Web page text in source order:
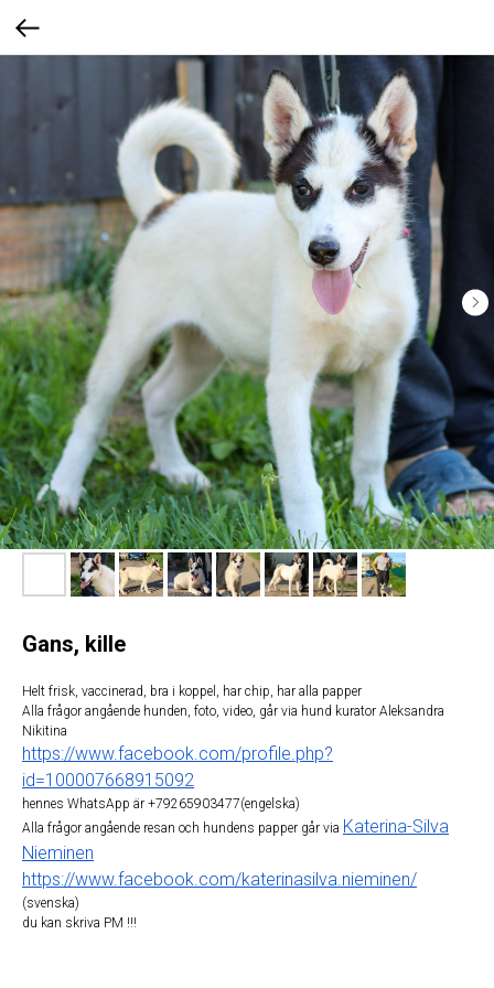
Gans, kille
Helt frisk, vaccinerad, bra i koppel, har chip, har alla papper
Alla frågor angående hunden, foto, video, går via hund kurator Aleksandra
Nikitina
https://www.facebook.com/profile.php?
id=100007668915092
hennes WhatsApp är +79265903477(engelska)
Alla frågor angående resan och hundens papper går via Katerina-Silva
Nieminen
https://www.facebook.com/katerinasilva.nieminen/
(svenska)
du kan skriva PM !!!